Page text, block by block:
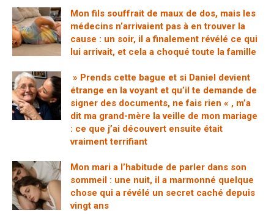
Mon fils souffrait de maux de dos, mais les
médecins n’arrivaient pas à en trouver la
cause : un soir, il a finalement révélé ce qui
lui arrivait, et cela a choqué toute la famille
» Prends cette bague et si Daniel devient
étrange en la voyant et qu’il te demande de
signer des documents, ne fais rien « , m’a
dit ma grand-mère la veille de mon mariage
: ce que j’ai découvert ensuite était
vraiment terrifiant
Mon mari a l’habitude de parler dans son
sommeil : une nuit, il a marmonné quelque
chose qui a révélé un secret caché depuis
vingt ans